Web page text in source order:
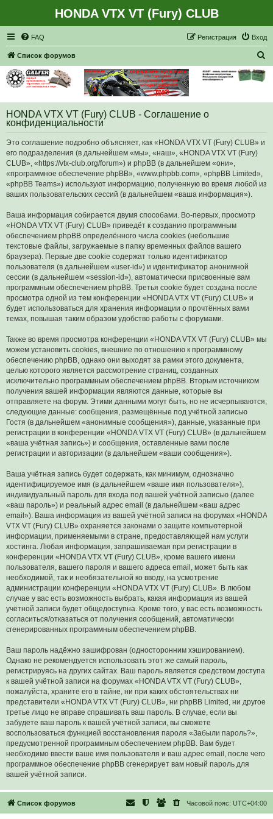
HONDA VTX VT (Fury) CLUB
FAQ Вход
Регистрация
Список форумов
HONDA VTX VT (Fury) CLUB - Соглашение о
конфиденциальности
Это соглашение подробно объясняет, как «HONDA VTX VT (Fury) CLUB» и
его подразделения (в дальнейшем «мы», «наш», «HONDA VTX VT (Fury)
CLUB», «https://vtx-club.org/forum») и phpBB (в дальнейшем «они»,
«программное обеспечение phpBB», «www.phpbb.com», «phpBB Limited»,
«phpBB Teams») используют информацию, полученную во время любой из
ваших пользовательских сессий (в дальнейшем «ваша информация»).
Ваша информация собирается двумя способами. Во-первых, просмотр
«HONDA VTX VT (Fury) CLUB» приведёт к созданию программным
обеспечением phpBB определённого числа cookies (небольшие
текстовые файлы, загружаемые в папку временных файлов вашего
браузера). Первые две cookie содержат только идентификатор
пользователя (в дальнейшем «user-id») и идентификатор анонимной
сессии (в дальнейшем «session-id»), автоматически присвоенные вам
программным обеспечением phpBB. Третья cookie будет создана после
просмотра одной из тем конференции «HONDA VTX VT (Fury) CLUB» и
будет использоваться для хранения информации о прочтённых вами
темах, повышая таким образом удобство работы с форумами.
Также во время просмотра конференции «HONDA VTX VT (Fury) CLUB» мы
можем установить cookies, внешние по отношению к программному
обеспечению phpBB, однако они выходят за рамки этого документа,
целью которого является рассмотрение страниц, созданных
исключительно программным обеспечением phpBB. Вторым источником
получения вашей информации являются данные, которые вы
отправляете на форум. Этими данными могут быть, но не исчерпываются,
следующие данные: сообщения, размещённые под учётной записью
Гостя (в дальнейшем «анонимные сообщения»), данные, указанные при
регистрации в конференции «HONDA VTX VT (Fury) CLUB» (в дальнейшем
«ваша учётная запись») и сообщения, оставленные вами после
регистрации и авторизации (в дальнейшем «ваши сообщения»).
Ваша учётная запись будет содержать, как минимум, однозначно
идентифицируемое имя (в дальнейшем «ваше имя пользователя»),
индивидуальный пароль для входа под вашей учётной записью (далее
«ваш пароль») и реальный адрес email (в дальнейшем «ваш адрес
email»). Ваша информация из вашей учётной записи на форумах «HONDA
VTX VT (Fury) CLUB» охраняется законами о защите компьютерной
информации, применяемыми в стране, предоставляющей нам услуги
хостинга. Любая информация, запрашиваемая при регистрации в
конференции «HONDA VTX VT (Fury) CLUB», кроме вашего имени
пользователя, вашего пароля и вашего адреса email, может быть как
необходимой, так и необязательной ко вводу, на усмотрение
администрации конференции «HONDA VTX VT (Fury) CLUB». В любом
случае у вас есть возможность выбрать, какая информация из вашей
учётной записи будет общедоступна. Кроме того, у вас есть возможность
согласиться/отказаться от получения сообщений, автоматически
сгенерированных программным обеспечением phpBB.
Ваш пароль надёжно зашифрован (односторонним хэшированием).
Однако не рекомендуется использовать этот же самый пароль,
регистрируясь на других сайтах. Ваш пароль является средством доступа
к вашей учётной записи на форумах «HONDA VTX VT (Fury) CLUB»,
пожалуйста, храните его в тайне, ни при каких обстоятельствах ни
представители «HONDA VTX VT (Fury) CLUB», ни phpBB Limited, ни другое
третье лицо не вправе спрашивать ваш пароль. В случае, если вы
забудете ваш пароль к вашей учётной записи, вы сможете
воспользоваться функцией восстановления пароля «Забыли пароль?»,
предусмотренной программным обеспечением phpBB. Вам будет
необходимо ввести ваше имя пользователя и ваш адрес email, после чего
программное обеспечение phpBB сгенерирует вам новый пароль для
вашей учётной записи.
Список форумов Часовой пояс: UTC+04:00